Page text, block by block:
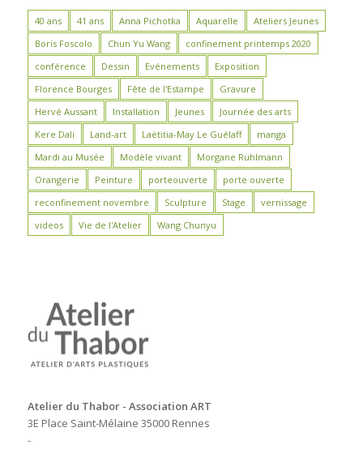
40 ans 41 ans Anna Pichotka Aquarelle
Ateliers Jeunes
Boris Foscolo
Chun Yu Wang
confinement printemps 2020
conférence
Dessin Evénements
Exposition
Florence Bourges
Fête de l'Estampe
Gravure
Hervé Aussant
Installation Jeunes
Journée des arts
Kere Dali
Land-art Laëtitia-May Le Guélaff
manga
Mardi au Musée
Modèle vivant
Morgane Ruhlmann
Orangerie
Peinture porteouverte
porte ouverte
reconfinement novembre
Sculpture Stage
vernissage
videos
Vie de l'Atelier Wang Chunyu
Atelier du Thabor - Association ART
3E Place Saint-Mélaine 35000 Rennes
-